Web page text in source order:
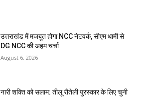
उत्तराखंड में मजबूत होगा NCC नेटवर्क, सीएम धामी से
DG NCC की अहम चर्चा
August 6, 2026
नारी शक्ति को सलाम: तीलू रौतेली पुरस्कार के लिए चुनी